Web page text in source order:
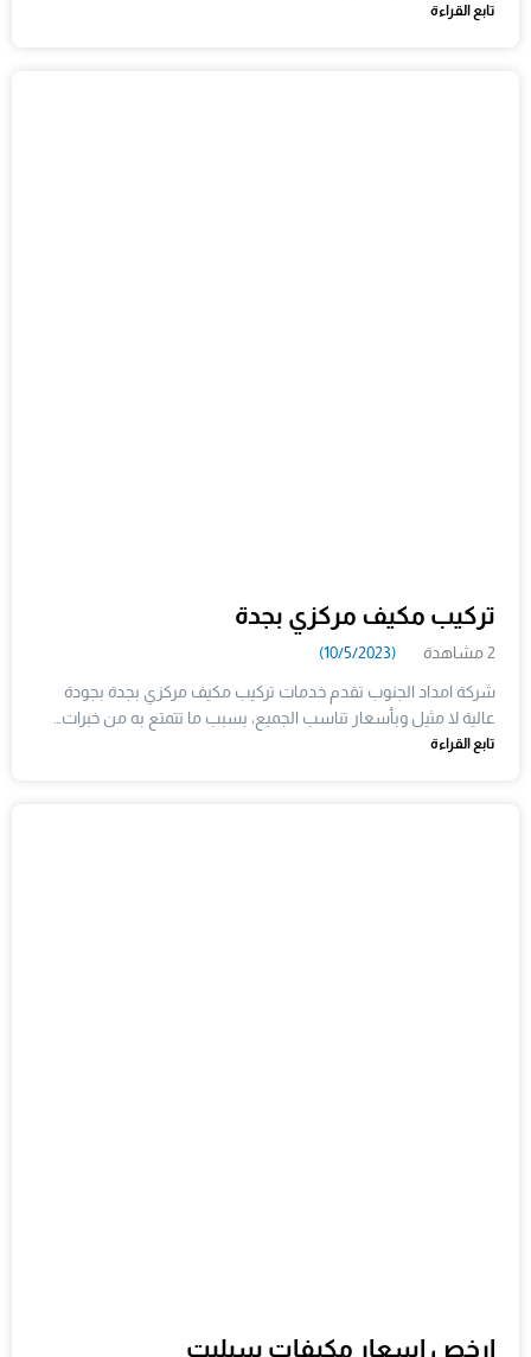
تابع القراءة
تركيب مكيف مركزي بجدة
2 مشاهدة (10/5/2023)
شركة امداد الجنوب تقدم خدمات تركيب مكيف مركزي بجدة بجودة
عالية لا مثيل وبأسعار تناسب الجميع، بسبب ما تتمتع به من خبرات…
تابع القراءة
ارخص اسعار مكيفات سبليت